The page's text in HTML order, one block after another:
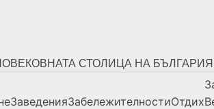
СТОЛИЦА НА БЪЛГАРИЯ
ЗаведенияЗабележителностиОтдих